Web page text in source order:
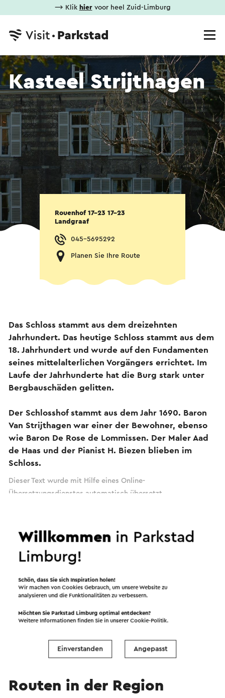
⟶ Klik hiervoor heel Zuid-Limburg
Kasteel Strijthagen
Rouenhof 17-23 17-23
Landgraaf
045-5695292
Planen Sie Ihre Route
Das Schloss stammt aus dem dreizehnten
Jahrhundert. Das heutige Schloss stammt aus dem
18. Jahrhundert und wurde auf den Fundamenten
seines mittelalterlichen Vorgängers errichtet. Im
Laufe der Jahrhunderte hat die Burg stark unter
Bergbauschäden gelitten.
Der Schlosshof stammt aus dem Jahr 1690. Baron
Van Strijthagen war einer der Bewohner, ebenso
wie Baron De Rose de Lommissen. Der Maler Aad
de Haas und der Pianist H. Biezen blieben im
Schloss.
Dieser Text wurde mit Hilfe eines Online-
Übersetzungsdienstes automatisch übersetzt.
Routen in der Region
Willkommen in Parkstad
Limburg!
Schön, dass Sie sich Inspiration holen!
Wir machen von Cookies Gebrauch, um unsere Website zu
analysieren und die Funktionalitäten zu verbessern.
Möchten Sie Parkstad Limburg optimal entdecken?
Weitere Informationen finden Sie in unsererCookie-Politik.
Einverstanden Angepasst